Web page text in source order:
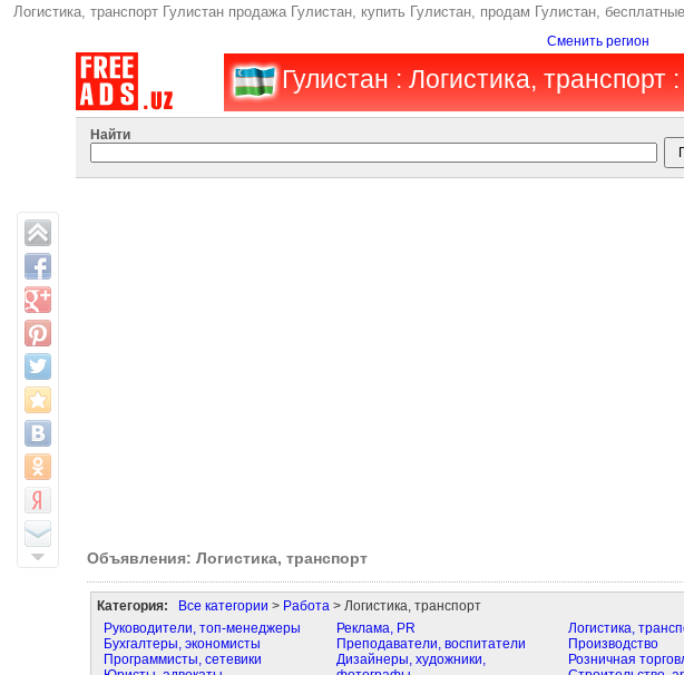
Логистика, транспорт Гулистан продажа Гулистан, купить Гулистан, продам Гулистан,
Сменить регион
Гулистан : Логистика, транспорт
Найти
Объявления: Логистика, транспорт
Категория: Все категории > Работа> Логистика, транспорт
Руководители, топ-менеджеры
Бухгалтеры, экономисты
Программисты, сетевики
Реклама, PR
Преподаватели, воспитатели
Дизайнеры, художники,
Логистика,
Производство
Розничная